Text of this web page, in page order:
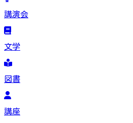
講演会
文学
図書
講座